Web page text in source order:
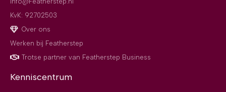
KvK: 92702503
Over ons
Werken bij Featherstep
Trotse partner van Featherstep Business
Kenniscentrum